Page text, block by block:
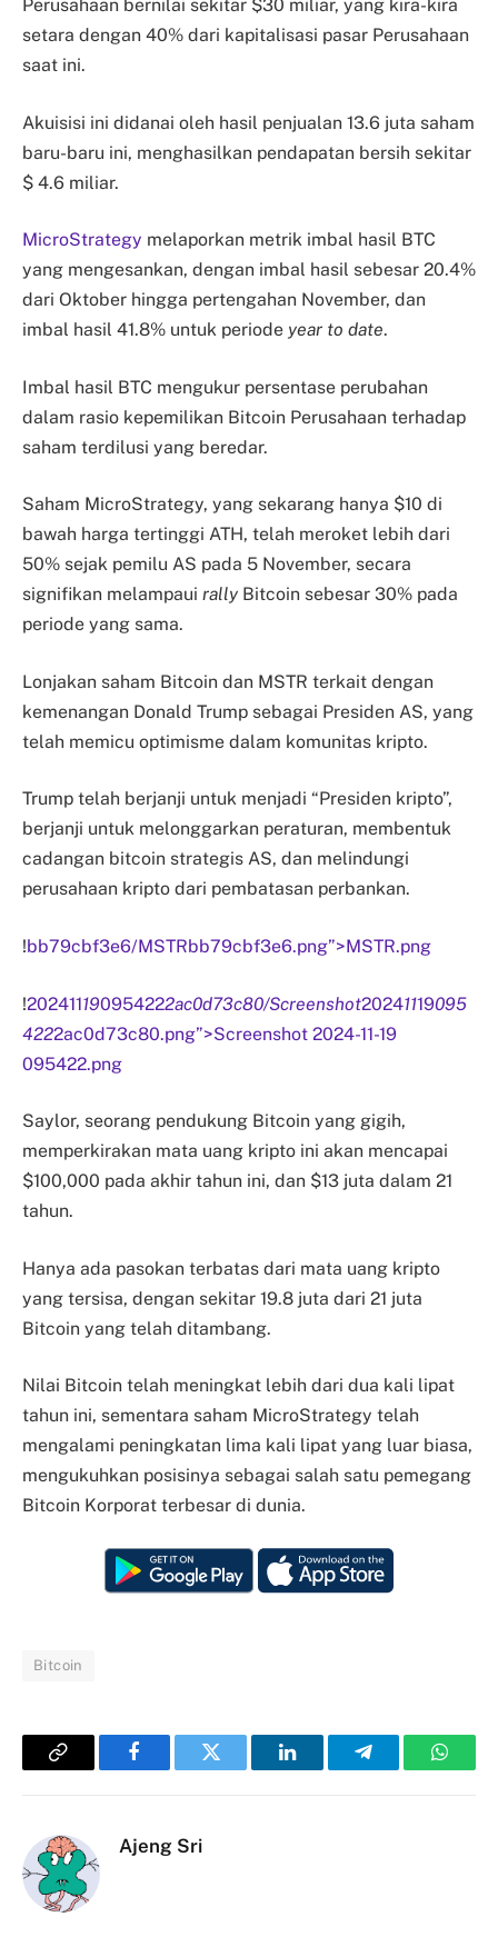
Perusahaan bernilai sekitar $30 miliar, yang kira-kira
setara dengan 40% dari kapitalisasi pasar Perusahaan
saat ini.
Akuisisi ini didanai oleh hasil penjualan 13.6 juta saham
baru-baru ini, menghasilkan pendapatan bersih sekitar
$ 4.6 miliar.
MicroStrategy melaporkan metrik imbal hasil BTC
yang mengesankan, dengan imbal hasil sebesar 20.4%
dari Oktober hingga pertengahan November, dan
imbal hasil 41.8% untuk periode year to date.
Imbal hasil BTC mengukur persentase perubahan
dalam rasio kepemilikan Bitcoin Perusahaan terhadap
saham terdilusi yang beredar.
Saham MicroStrategy, yang sekarang hanya $10 di
bawah harga tertinggi ATH, telah meroket lebih dari
50% sejak pemilu AS pada 5 November, secara
signifikan melampaui rally Bitcoin sebesar 30% pada
periode yang sama.
Lonjakan saham Bitcoin dan MSTR terkait dengan
kemenangan Donald Trump sebagai Presiden AS, yang
telah memicu optimisme dalam komunitas kripto.
Trump telah berjanji untuk menjadi “Presiden kripto”,
berjanji untuk melonggarkan peraturan, membentuk
cadangan bitcoin strategis AS, dan melindungi
perusahaan kripto dari pembatasan perbankan.
!bb79cbf3e6/MSTRbb79cbf3e6.png”>MSTR.png
!202411190954222ac0d73c80/Screenshot20241119095
4222ac0d73c80.png”>Screenshot 2024-11-19
095422.png
Saylor, seorang pendukung Bitcoin yang gigih,
memperkirakan mata uang kripto ini akan mencapai
$100,000 pada akhir tahun ini, dan $13 juta dalam 21
tahun.
Hanya ada pasokan terbatas dari mata uang kripto
yang tersisa, dengan sekitar 19.8 juta dari 21 juta
Bitcoin yang telah ditambang.
Nilai Bitcoin telah meningkat lebih dari dua kali lipat
tahun ini, sementara saham MicroStrategy telah
mengalami peningkatan lima kali lipat yang luar biasa,
mengukuhkan posisinya sebagai salah satu pemegang
Bitcoin Korporat terbesar di dunia.
Bitcoin
Copy
FacebookTwitter LinkedInTelegram
Ajeng Sri